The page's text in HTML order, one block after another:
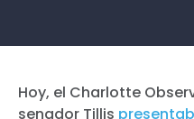
Hoy, el Charlotte
senador Tillis